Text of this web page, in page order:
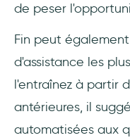
de peser
Fin peut
d'assistance les
l'entraînez à partir
antérieures, il
automatisées aux